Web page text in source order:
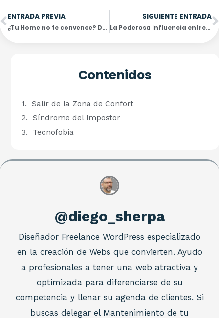
Ant
ENTRADA PREVIA
¿Tu Home no te convence? Descubre los pasos para mejorarla y atraer más visitas
SIGUIENTE ENTRADA
La Poderosa Influencia entre Colores y Emociones que hará destacar tu Blog de Desarrollo Personal y poca gente conoce
Contenidos
Salir de la Zona de Confort
Síndrome del Impostor
Tecnofobia
@diego_sherpa
Diseñador Freelance WordPress especializado
en la creación de Webs que convierten. Ayudo
a profesionales a tener una web atractiva y
optimizada para diferenciarse de su
competencia y llenar su agenda de clientes. Si
buscas delegar el Mantenimiento de tu